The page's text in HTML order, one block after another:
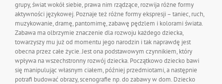
grupy, świat wokół siebie, prawa nim rządzące, rozwija różne formy
aktywności językowej. Poznaje też różne formy ekspresji – taniec, ruch,
muzykowanie, dramę, pantomimę, zabawę pędzlem i kolorami świata.
Zabawa ma olbrzymie znaczenie dla rozwoju każdego dziecka,
towarzyszy mu już od momentu jego narodzin i tak naprawdę jest
obecna przez całe życie. Jest ona podstawowym czynnikiem, który
wpływa na wszechstronny rozwój dziecka. Początkowo dziecko bawi
się manipulując własnym ciałem, później przedmiotami, a następnie
potrafi budować obrazy, scenografie np. do zabawy w dom. Dziecko